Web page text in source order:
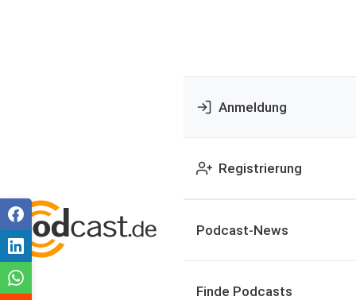
Anmeldung
Registrierung
Podcast-News
Finde Podcasts